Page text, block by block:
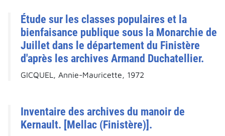
Étude sur les classes populaires et la
bienfaisance publique sous la Monarchie de
Juillet dans le département du Finistère
d'après les archives Armand Duchatellier.
GICQUEL, Annie-Mauricette, 1972
Inventaire des archives du manoir de
Kernault. [Mellac (Finistère)].